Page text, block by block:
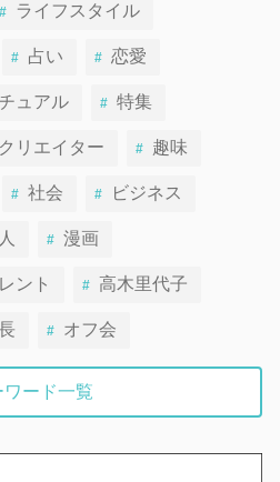
ライフスタイル
占い 恋愛
ュアル 特集
クリエイター 趣味
社会 ビジネス
漫画
ント 高木里代子
オフ会
ワード一覧